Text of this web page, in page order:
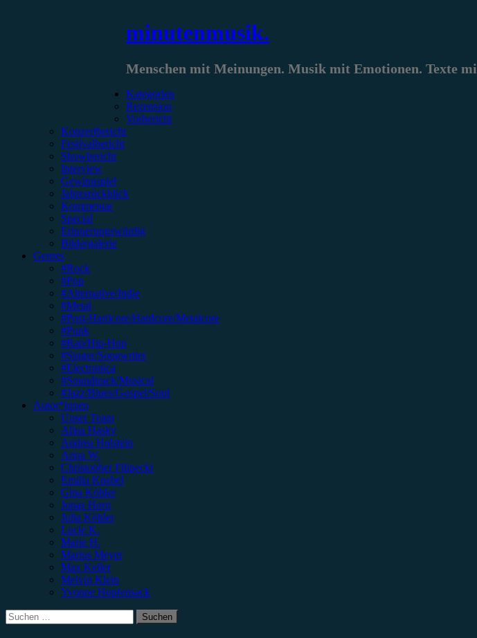
minutenmusik.
Menschen mit Meinungen. Musik mit Emotionen. Texte
Kategorien
Rezension
Vorbericht
Konzertbericht
Festivalbericht
Showbericht
Interview
Gewinnspiel
Jahresrückblick
Kommentar
Special
Erinnerungswürdig
Bildergalerie
Genres
#Rock
#Pop
#Alternative/Indie
#Metal
#Post-Hardcore/Hardcore/Metalcore
#Punk
#Rap/Hip-Hop
#Singer/Songwriter
#Electronica
#Soundtrack/Musical
#Jazz/Blues/Gospel/Soul
Autor*innen
Unser Team
Alina Hasky
Andrea Holstein
Anna W.
Christopher Filipecki
Emilia Knebel
Gina Köhler
Jonas Horn
Julia Köhler
Lucie K.
Marie H.
Marius Meyer
Max Keller
Melvin Klein
Yvonne Hopfensack
Suchen
nach: